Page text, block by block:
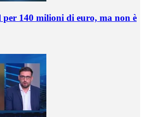
per 140 milioni di euro, ma non è